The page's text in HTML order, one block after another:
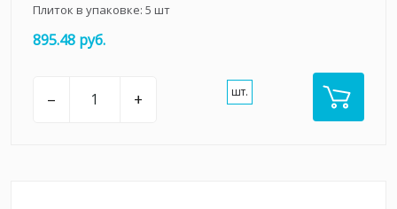
Плиток в упаковке: 5 шт
895.48 руб.
– + шт.